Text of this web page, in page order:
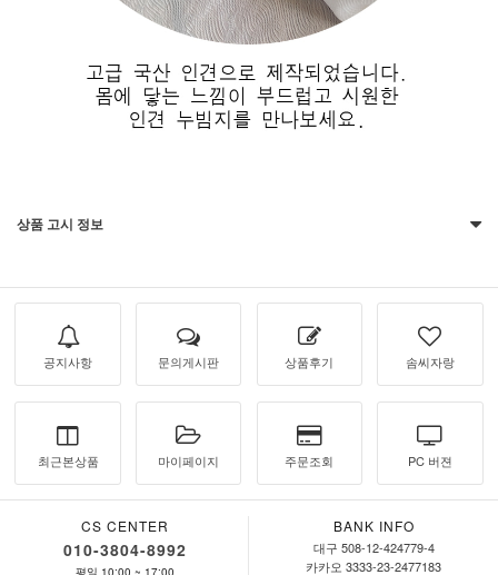
상품 고시 정보
공지사항 문의게시판 상품후기 솜씨자랑
최근본상품 마이페이지 주문조회 PC 버젼
CS CENTER
010-3804-8992
평일 10:00 ~ 17:00
BANK INFO
대구 508-12-424779-4
카카오 3333-23-2477183